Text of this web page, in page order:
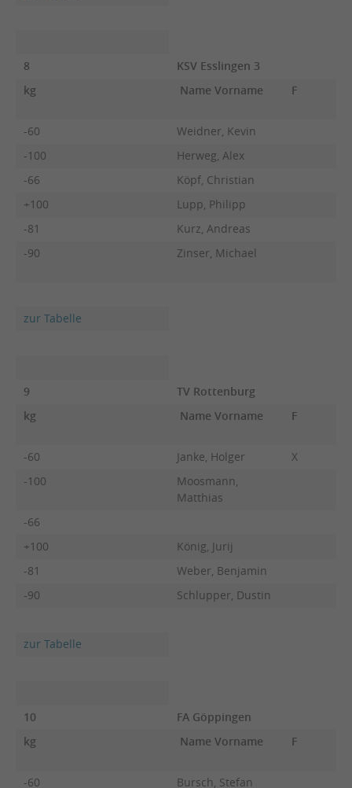
8
KSV Esslingen 3
kg
Name Vorname F
-60
Weidner, Kevin
-100
Herweg, Alex
-66
Köpf, Christian
+100
Lupp, Philipp
-81
Kurz, Andreas
-90
Zinser, Michael
zur Tabelle
9
TV Rottenburg
kg
Name Vorname F
-60 Janke, Holger
X
-100
Moosmann,
Matthias
-66
+100
König, Jurij
-81
Weber, Benjamin
-90
Schlupper, Dustin
zur Tabelle
10
FA Göppingen
kg
Name Vorname F
-60 Bursch, Stefan